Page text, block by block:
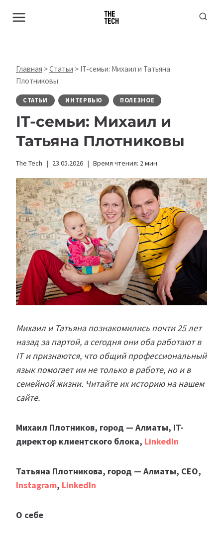
Главная >Статьи > IT-семьи: Михаил и Татьяна
Плотниковы
СТАТЬИ ИНТЕРВЬЮ ПОЛЕЗНОЕ
IT-семьи: Михаил и
Татьяна Плотниковы
The Tech 23.05.2026 Время чтения: 2мин
Михаил и Татьяна познакомились почти 25 лет
назад за партой, а сегодня они оба работают в
IT и признаются, что общий профессиональный
язык помогает им не только в работе, но и в
семейной жизни. Читайте их историю на нашем
сайте.
Михаил Плотников, город — Алматы, IT-
директор клиентского блока, LinkedIn
Татьяна Плотникова, город — Алматы, CEO,
Instagram, LinkedIn
О себе